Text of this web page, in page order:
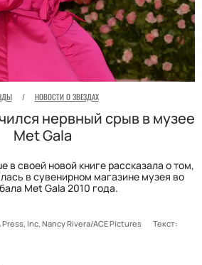
/ НОВОСТИ О ЗВЕЗДАХ
нервный срыв в музее
Met Gala
в своей новой книге рассказала о том,
в сувенирном магазине музея во
Met Gala 2010 года.
Inc, Nancy Rivera/ACE Pictures
Текст: